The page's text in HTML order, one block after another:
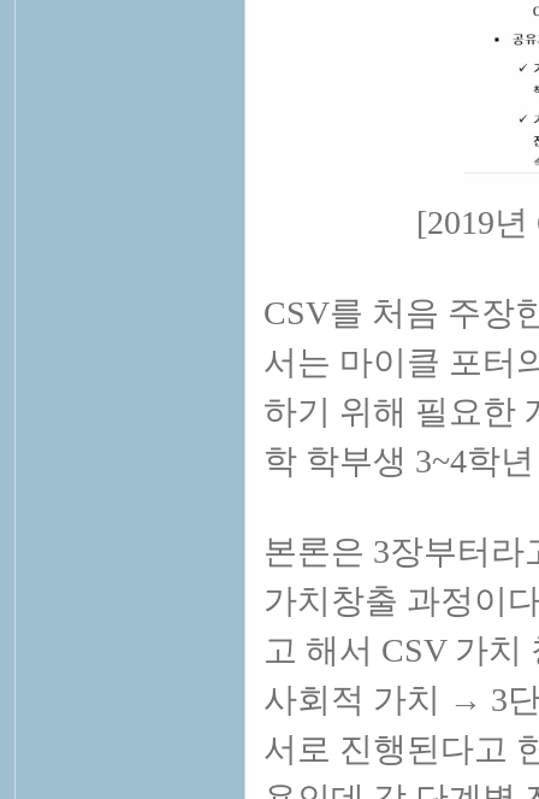
[2019
CSV를 처음 주장
서는 마이클 포터
하기 위해 필요한
학 학부생 3~4학
본론은 3장부터라
가치창출 과정이
고 해서 CSV 가
사회적 가치 → 3
서로 진행된다고